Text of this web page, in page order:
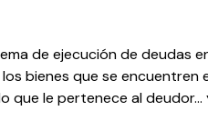
de ejecución de deudas
bienes que se
que le pertenece al deudor…